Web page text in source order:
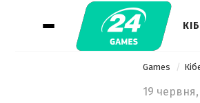
Games
19 червня,